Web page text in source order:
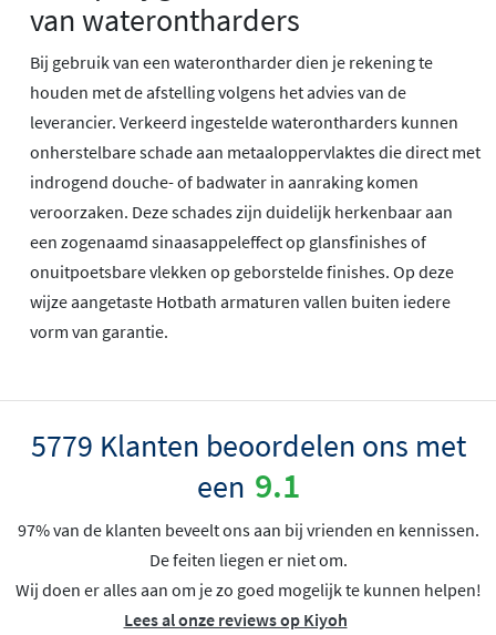
van waterontharders
Bij gebruik van een waterontharder dien je rekening te
houden met de afstelling volgens het advies van de
leverancier. Verkeerd ingestelde waterontharders kunnen
onherstelbare schade aan metaaloppervlaktes die direct met
indrogend douche- of badwater in aanraking komen
veroorzaken. Deze schades zijn duidelijk herkenbaar aan
een zogenaamd sinaasappeleffect op glansfinishes of
onuitpoetsbare vlekken op geborstelde finishes. Op deze
wijze aangetaste Hotbath armaturen vallen buiten iedere
vorm van garantie.
5779 Klanten beoordelen ons met
een 9.1
97% van de klanten beveelt ons aan bij vrienden en kennissen.
De feiten liegen er niet om.
Wij doen er alles aan om je zo goed mogelijk te kunnen helpen!
Lees al onze reviews op Kiyoh